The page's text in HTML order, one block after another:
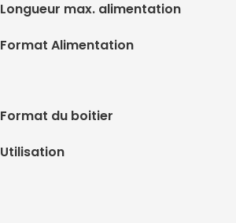
Longueur max. alimentation
Format Alimentation
Format du boitier
Utilisation